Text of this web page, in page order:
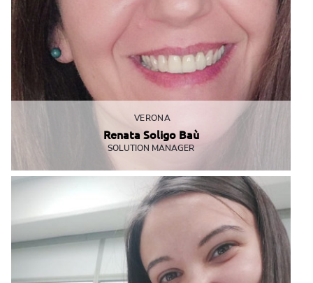
VERONA
Renata Soligo Baù
SOLUTION MANAGER
Fa mille corse tra MBE e fare la mamma ma la sua precisione e
competenza non viene mai meno!
info@mbeverona.it